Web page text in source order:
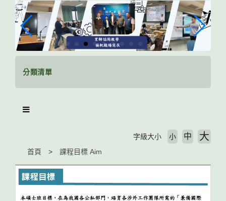
分類清單
首頁 課程目標 Aim
字級大小 小 中 大